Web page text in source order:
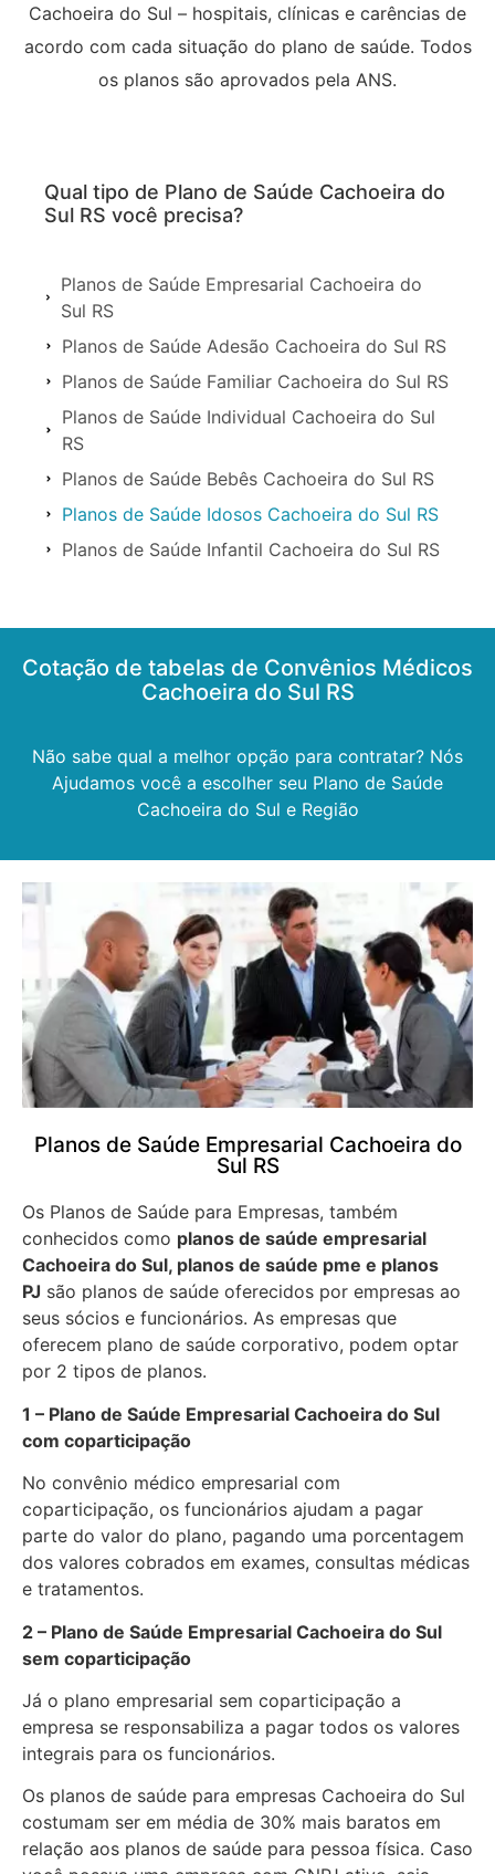
Cachoeira do Sul – hospitais, clínicas e carências de
acordo com cada situação do plano de saúde. Todos
os planos são aprovados pela ANS.
Qual tipo de Plano de Saúde Cachoeira do
Sul RS você precisa?
Planos de Saúde Empresarial Cachoeira do
Sul RS
Planos de Saúde Adesão Cachoeira do Sul RS
Planos de Saúde Familiar Cachoeira do Sul RS
Planos de Saúde Individual Cachoeira do Sul
RS
Planos de Saúde Bebês Cachoeira do Sul RS
Planos de Saúde Idosos Cachoeira do Sul RS
Planos de Saúde Infantil Cachoeira do Sul RS
Cotação de tabelas de Convênios Médicos
Cachoeira do Sul RS
Não sabe qual a melhor opção para contratar? Nós
Ajudamos você a escolher seu Plano de Saúde
Cachoeira do Sul e Região
Planos de Saúde Empresarial Cachoeira do
Sul RS
Os Planos de Saúde para Empresas, também
conhecidos como planos de saúde empresarial
Cachoeira do Sul, planos de saúde pme e planos
PJ são planos de saúde oferecidos por empresas ao
seus sócios e funcionários. As empresas que
oferecem plano de saúde corporativo, podem optar
por 2 tipos de planos.
1 – Plano de Saúde Empresarial Cachoeira do Sul
com coparticipação
No convênio médico empresarial com
coparticipação, os funcionários ajudam a pagar
parte do valor do plano, pagando uma porcentagem
dos valores cobrados em exames, consultas médicas
e tratamentos.
2 – Plano de Saúde Empresarial Cachoeira do Sul
sem coparticipação
Já o plano empresarial sem coparticipação a
empresa se responsabiliza a pagar todos os valores
integrais para os funcionários.
Os planos de saúde para empresas Cachoeira do Sul
costumam ser em média de 30% mais baratos em
relação aos planos de saúde para pessoa física. Caso